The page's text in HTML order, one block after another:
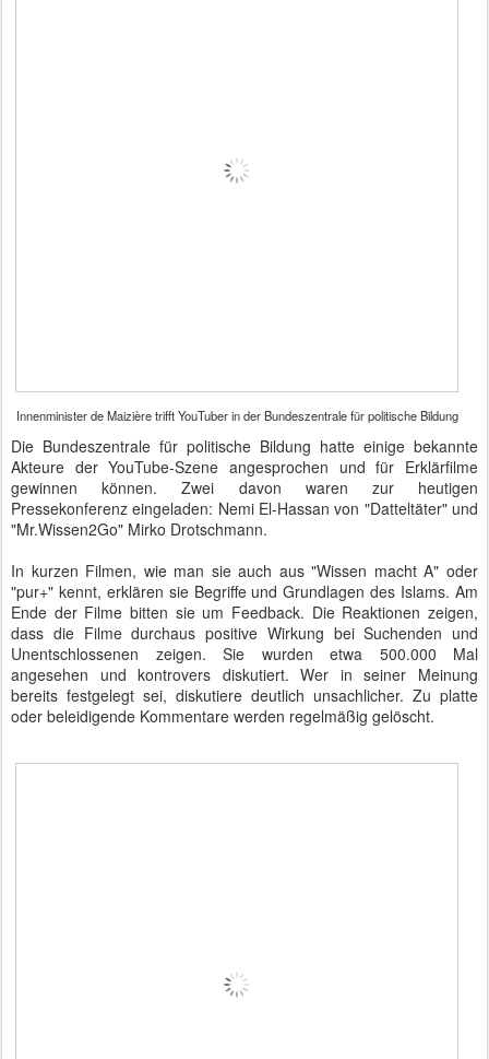
Innenminister de Maizière trifft YouTuber in der Bundeszentrale für politische Bildung
Die Bundeszentrale für politische Bildung hatte einige bekannte
Akteure der YouTube-Szene angesprochen und für Erklärfilme
gewinnen können. Zwei davon waren zur heutigen
Pressekonferenz eingeladen: Nemi El-Hassan von "Datteltäter" und
"Mr.Wissen2Go" Mirko Drotschmann.
In kurzen Filmen, wie man sie auch aus "Wissen macht A" oder
"pur+" kennt, erklären sie Begriffe und Grundlagen des Islams. Am
Ende der Filme bitten sie um Feedback. Die Reaktionen zeigen,
dass die Filme durchaus positive Wirkung bei Suchenden und
Unentschlossenen zeigen. Sie wurden etwa 500.000 Mal
angesehen und kontrovers diskutiert. Wer in seiner Meinung
bereits festgelegt sei, diskutiere deutlich unsachlicher. Zu platte
oder beleidigende Kommentare werden regelmäßig gelöscht.